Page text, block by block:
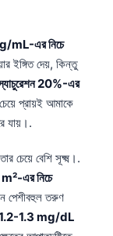
mL-এর নিচে
ইঙ্গিত দেয়, কিন্তু
স্যাচুরেশন 20%-এর
প্রায়ই আমাকে
যায়।.
চেয়ে বেশি সূক্ষ্ম।.
এর নিচে
পেশীবহুল তরুণ
1.3 mg/dL